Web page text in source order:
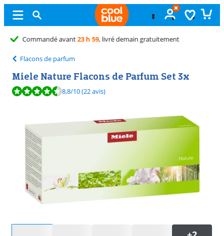
Échangegratuit
Flacons de parfum
Miele Nature Flacons de Parfum Set 3x
La note est de 8,8 sur 10, basée sur 22 avis.
8,8/10(22 avis)